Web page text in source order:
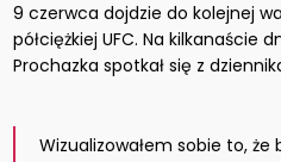
9 czerwca dojdzie do kolejnej
półciężkiej UFC. Na kilkanaście
Prochazka spotkał się z
Wizualizowałem sobie to,